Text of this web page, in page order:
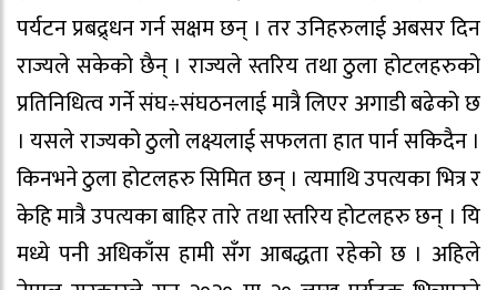
पर्यटन प्रबद्र्धन गर्न सक्षम छन् । तर उनिहरुलाई अबसर दिन
राज्यले सकेको छैन् । राज्यले स्तरिय तथा ठुला होटलहरुको
प्रतिनिधित्व गर्ने संघ÷संघठनलाई मात्रै लिएर अगाडी बढेको छ
। यसले राज्यको ठुलो लक्ष्यलाई सफलता हात पार्न सकिदैन ।
किनभने ठुला होटलहरु सिमित छन् । त्यमाथि उपत्यका भित्र र
केहि मात्रै उपत्यका बाहिर तारे तथा स्तरिय होटलहरु छन् । यि
मध्ये पनी अधिकाँस हामी सँग आबद्धता रहेको छ । अहिले